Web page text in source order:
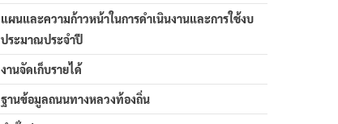
แผนและความก้าวหน้าในการดำเนินงานและการใช้งบ
ประมาณประจำปี
งานจัดเก็บรายได้
ฐานข้อมูลถนนทางหลวงท้องถิ่น